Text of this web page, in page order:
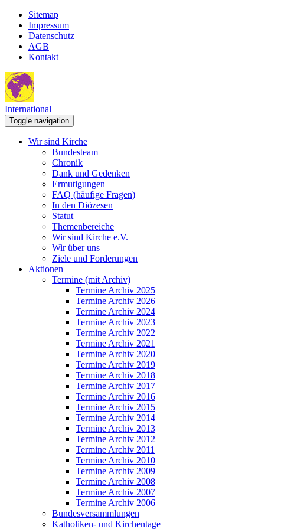
Sitemap
Impressum
Datenschutz
AGB
Kontakt
International
Toggle navigation
Wir sind Kirche
Bundesteam
Chronik
Dank und Gedenken
Ermutigungen
FAQ (häufige Fragen)
In den Diözesen
Statut
Themenbereiche
Wir sind Kirche e.V.
Wir über uns
Ziele und Forderungen
Aktionen
Termine (mit Archiv)
Termine Archiv 2025
Termine Archiv 2026
Termine Archiv 2024
Termine Archiv 2023
Termine Archiv 2022
Termine Archiv 2021
Termine Archiv 2020
Termine Archiv 2019
Termine Archiv 2018
Termine Archiv 2017
Termine Archiv 2016
Termine Archiv 2015
Termine Archiv 2014
Termine Archiv 2013
Termine Archiv 2012
Termine Archiv 2011
Termine Archiv 2010
Termine Archiv 2009
Termine Archiv 2008
Termine Archiv 2007
Termine Archiv 2006
Bundesversammlungen
Katholiken- und Kirchentage